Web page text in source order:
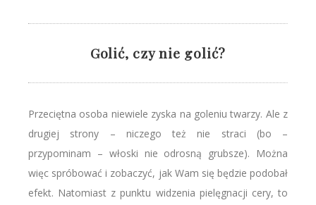
Golić, czy nie golić?
Przeciętna osoba niewiele zyska na goleniu twarzy. Ale z
drugiej strony – niczego też nie straci (bo –
przypominam – włoski nie odrosną grubsze). Można
więc spróbować i zobaczyć, jak Wam się będzie podobał
efekt. Natomiast z punktu widzenia pielęgnacji cery, to